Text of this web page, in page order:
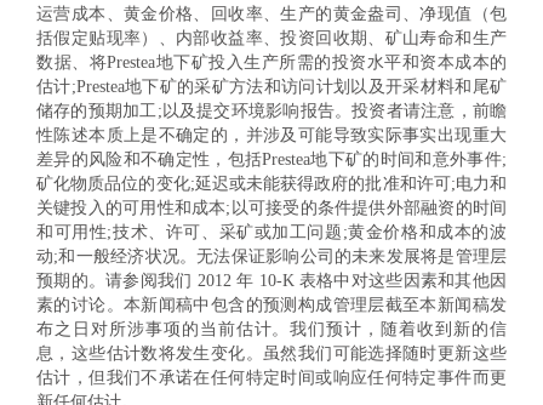
运营成本、黄金价格、回收率、生产的黄金盎司、净现值（包
括假定贴现率）、内部收益率、投资回收期、矿山寿命和生产
数据、将Prestea地下矿投入生产所需的投资水平和资本成本的
估计;Prestea地下矿的采矿方法和访问计划以及开采材料和尾矿
储存的预期加工;以及提交环境影响报告。投资者请注意，前瞻
性陈述本质上是不确定的，并涉及可能导致实际事实出现重大
差异的风险和不确定性，包括Prestea地下矿的时间和意外事件;
矿化物质品位的变化;延迟或未能获得政府的批准和许可;电力和
关键投入的可用性和成本;以可接受的条件提供外部融资的时间
和可用性;技术、许可、采矿或加工问题;黄金价格和成本的波
动;和一般经济状况。无法保证影响公司的未来发展将是管理层
预期的。请参阅我们 2012 年 10-K 表格中对这些因素和其他因
素的讨论。本新闻稿中包含的预测构成管理层截至本新闻稿发
布之日对所涉事项的当前估计。我们预计，随着收到新的信
息，这些估计数将发生变化。虽然我们可能选择随时更新这些
估计，但我们不承诺在任何特定时间或响应任何特定事件而更